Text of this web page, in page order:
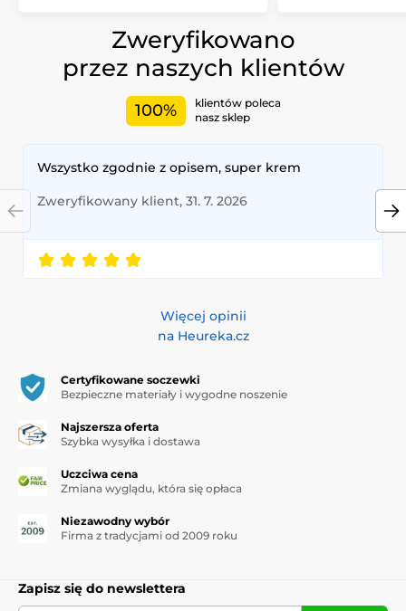
Zweryfikowano
przez naszych klientów
100%
klientów poleca
nasz sklep
Wszystko zgodnie z opisem, super krem
Zweryfikowany klient, 31. 7. 2026
Więcej opinii
na Heureka.cz
Certyfikowane soczewki
Bezpieczne materiały i wygodne noszenie
Najszersza oferta
Szybka wysyłka i dostawa
Uczciwa cena
Zmiana wyglądu, która się opłaca
Niezawodny wybór
Firma z tradycjami od 2009 roku
Zapisz się do newslettera